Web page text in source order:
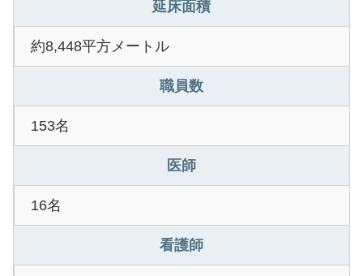
延床面積
約8,448平方メートル
職員数
153名
医師
16名
看護師